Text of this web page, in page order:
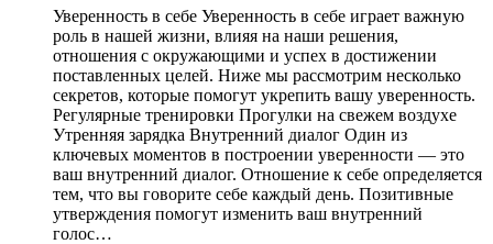
Уверенность в себе Уверенность в себе играет важную
роль в нашей жизни, влияя на наши решения,
отношения с окружающими и успех в достижении
поставленных целей. Ниже мы рассмотрим несколько
секретов, которые помогут укрепить вашу уверенность.
Регулярные тренировки Прогулки на свежем воздухе
Утренняя зарядка Внутренний диалог Один из
ключевых моментов в построении уверенности — это
ваш внутренний диалог. Отношение к себе определяется
тем, что вы говорите себе каждый день. Позитивные
утверждения помогут изменить ваш внутренний
голос…